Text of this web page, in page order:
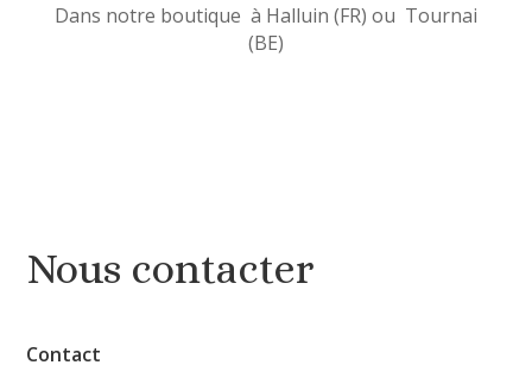
Dans notre boutique à Halluin (FR) ou Tournai
(BE)
Nous contacter
Contact